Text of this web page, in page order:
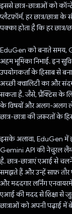
इससे छात्र-छात्राओं को
प्लैटफ़ॉर्म, हर छात्र/
पक्का होता है कि हर छात्र/
EduGen को बनाते समय,
अहम भूमिका निभाई. इन
उपयोगकर्ता के हिसाब से
अच्छी क्वालिटी का और
सकता है. जैसे, प्रैक्टिस के
के विषयों और अलग-अलग
छात्र-छात्रा की ज़रूरतों के
इसके अलावा, EduGen में
Gemini API की नेचुरल
है. छात्र-छात्राएं एआई से
समझते हैं और उन्हें साफ़ तौर
और मददगार लर्निंग
एआई की मदद से शिक्षा से
छात्राओं को अपनी पढ़ाई में